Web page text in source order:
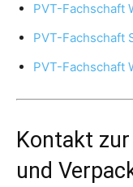
PVT-Fachschaft
PVT-Fachschaft
PVT-Fachschaft
Kontakt
und